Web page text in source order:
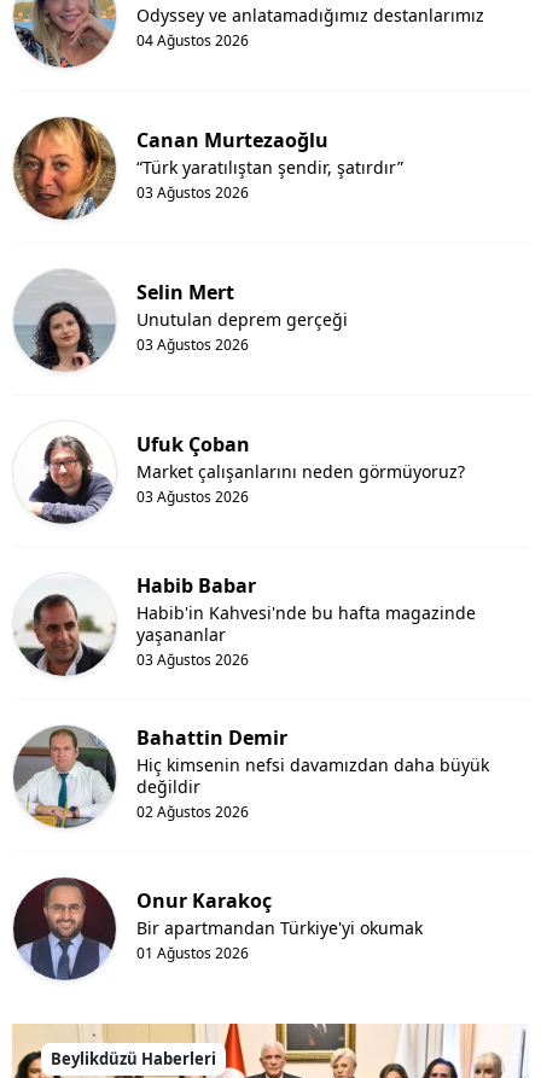
04 Ağustos 2026
Odyssey ve anlatamadığımız destanlarımız
Canan Murtezaoğlu
03 Ağustos 2026
“Türk yaratılıştan şendir, şatırdır”
Selin Mert
03 Ağustos 2026
Unutulan deprem gerçeği
Ufuk Çoban
03 Ağustos 2026
Market çalışanlarını neden görmüyoruz?
Habib Babar
03 Ağustos 2026
Habib'in Kahvesi'nde bu hafta magazinde
yaşananlar
Bahattin Demir
02 Ağustos 2026
Hiç kimsenin nefsi davamızdan daha büyük
değildir
Onur Karakoç
01 Ağustos 2026
Bir apartmandan Türkiye'yi okumak
Beylikdüzü Haberleri